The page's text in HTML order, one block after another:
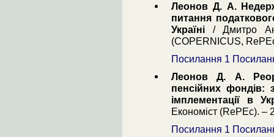
Леонов Д. А.
питання
Україні / Дмитро
(COPERNICUS,
Посилання 1
Леонов Д. А.
пенсійних фондів:
імплементації в
Економіст (RePEc).
Посилання 1